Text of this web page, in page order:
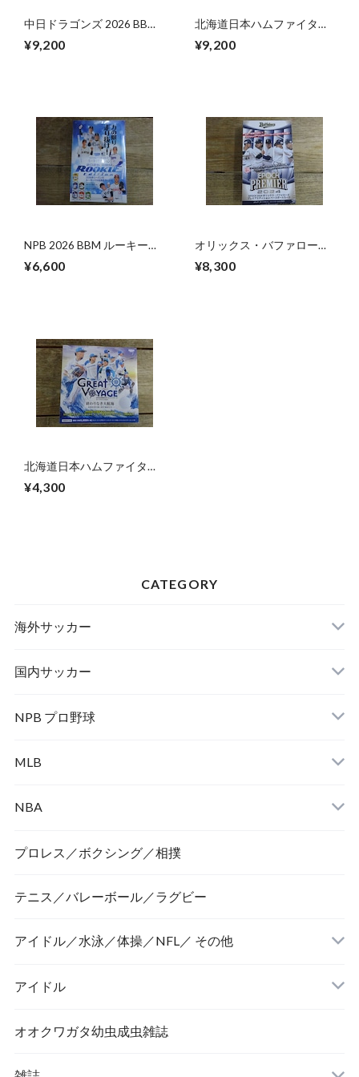
中日ドラゴンズ 2026 BBM
¥9,200
北海道日本ハムファイター
¥9,200
NPB 2026 BBM ルーキーエ
¥6,600
オリックス・バファローズ
EDITION 未開封 BOX
¥8,300
北海道日本ハムファイター
ズ カードセット 2025 BBM
未開封 BOX
¥4,300
CATEGORY
海外サッカー
国内サッカー
NPB プロ野球
MLB
NBA
プロレス／ボクシング／相撲
テニス／バレーボール／ラグビー
アイドル／水泳／体操／NFL／ その他
アイドル
オオクワガタ幼虫成虫雑誌